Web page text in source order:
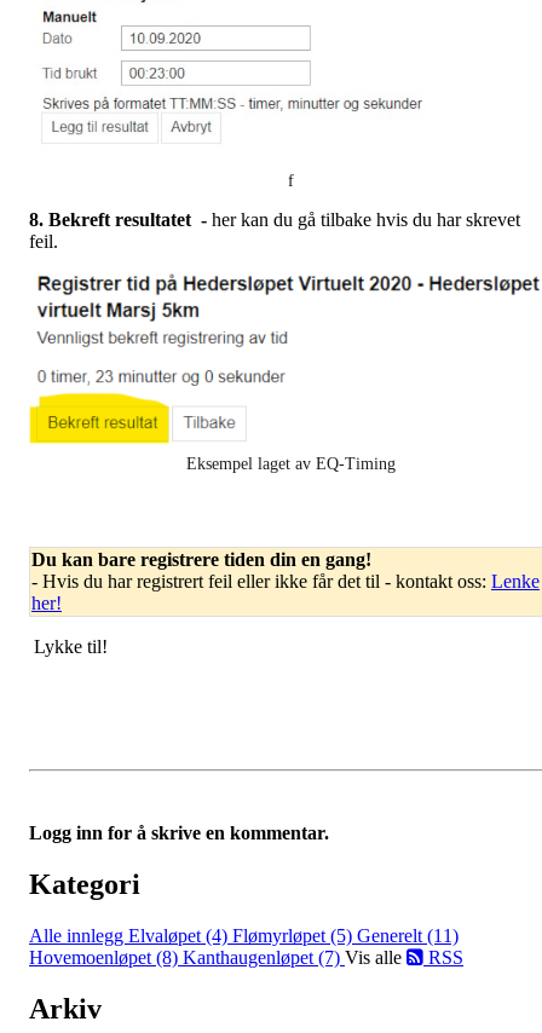
f
8. Bekreft resultatet - her kan du gå tilbake hvis du har skrevet
feil.
Eksempel laget av EQ-Timing
Du kan bare registrere tiden din en gang!
- Hvis du har registrert feil eller ikke får det til - kontakt oss: Lenke
her!
Lykke til!
Logg inn for å skrive en kommentar.
Kategori
Alle innlegg Elvaløpet (4) Flømyrløpet (5) Generelt (11)
Hovemoenløpet (8) Kanthaugenløpet (7) Vis alle RSS
Arkiv